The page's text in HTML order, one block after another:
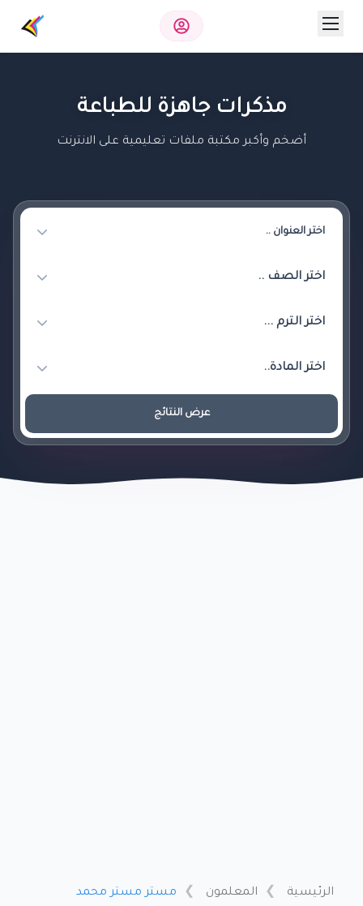
مذكرات جاهزة للطباعة
أضخم وأكبر مكتبة ملفات تعليمية على الانترنت
عرض النتائج
الرئيسية المعلمون مستر مستر محمد